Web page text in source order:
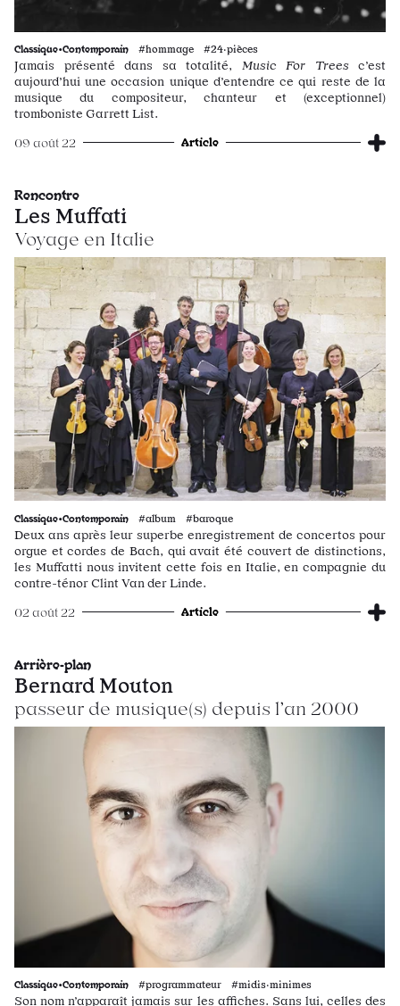
Classique•Contemporain #hommage #24·pièces
Jamais présenté dans sa totalité, Music For Treesc’est
aujourd’hui une occasion unique d’entendre ce qui reste de la
musique du compositeur, chanteur et (exceptionnel)
tromboniste Garrett List.
09 août 22 Article
Rencontre
Les Muffati
Voyage en Italie
Classique•Contemporain #album #baroque
Deux ans après leur superbe enregistrement de concertos pour
orgue et cordes de Bach, qui avait été couvert de distinctions,
les Muffatti nous invitent cette fois en Italie, en compagnie du
contre-ténor Clint Van der Linde.
02 août 22 Article
Arrière-plan
Bernard Mouton
passeur de musique(s) depuis l’an 2000
Classique•Contemporain #programmateur #midis·minimes
Son nom n’apparaît jamais sur les affiches. Sans lui, celles des